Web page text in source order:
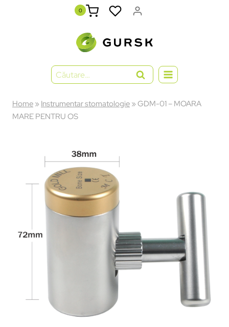
0
Home»Instrumentar stomatologie»GDM-01 – MOARA
MARE PENTRU OS